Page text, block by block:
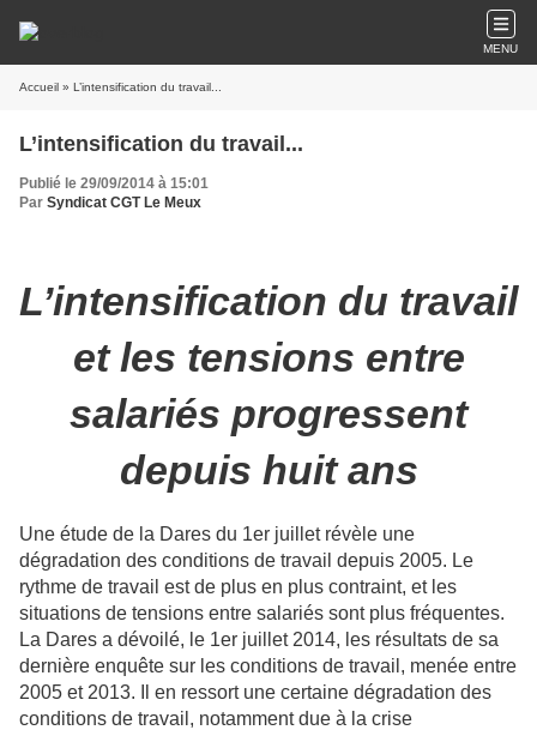
MENU
Accueil » L’intensification du travail...
L’intensification du travail...
Publié le 29/09/2014 à 15:01
Par Syndicat CGT Le Meux
L’intensification du travail
et les tensions entre
salariés progressent
depuis huit ans
Une étude de la Dares du 1er juillet révèle une
dégradation des conditions de travail depuis 2005. Le
rythme de travail est de plus en plus contraint, et les
situations de tensions entre salariés sont plus fréquentes.
La Dares a dévoilé, le 1er juillet 2014, les résultats de sa
dernière enquête sur les conditions de travail, menée entre
2005 et 2013. Il en ressort une certaine dégradation des
conditions de travail, notamment due à la crise